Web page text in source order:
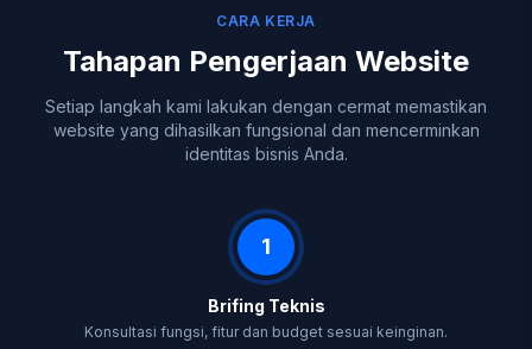
CARA KERJA
Tahapan Pengerjaan Website
Setiap langkah kami lakukan dengan cermat memastikan
website yang dihasilkan fungsional dan mencerminkan
identitas bisnis Anda.
1
Brifing Teknis
Konsultasi fungsi, fitur dan budget sesuai keinginan.